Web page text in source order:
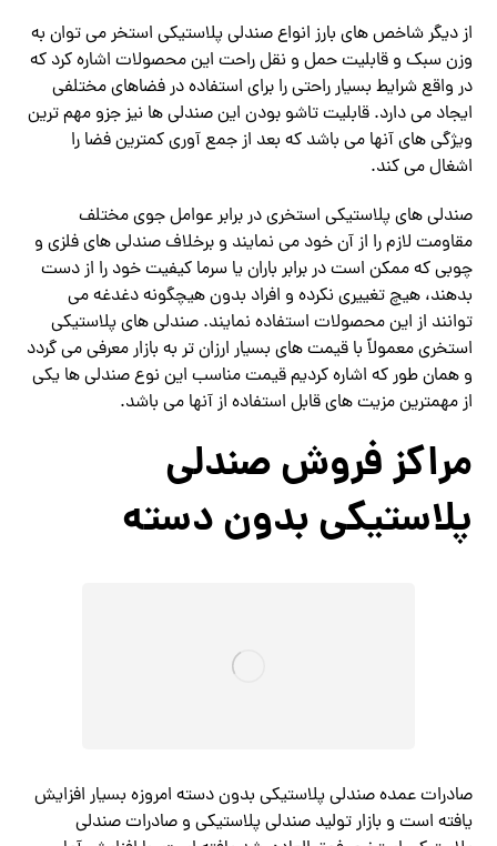
از دیگر شاخص های بارز انواع صندلی پلاستیکی استخر می توان به
وزن سبک و قابلیت حمل و نقل راحت این محصولات اشاره کرد که
در واقع شرایط بسیار راحتی را برای استفاده در فضاهای مختلفی
ایجاد می‌ دارد. قابلیت تاشو بودن این صندلی ها نیز جزو مهم ترین
ویژگی های آنها می باشد که بعد از جمع آوری کمترین فضا را
اشغال می کند.
صندلی های پلاستیکی استخری در برابر عوامل جوی مختلف
مقاومت لازم را از آن خود می نمایند و برخلاف صندلی های فلزی و
چوبی که ممکن است در برابر باران یا سرما کیفیت خود را از دست
بدهند، هیچ تغییری نکرده و افراد بدون هیچگونه دغدغه می‌
توانند از این محصولات استفاده نمایند. صندلی‌ های پلاستیکی
استخری معمولاً با قیمت های بسیار ارزان‌ تر به بازار معرفی می گردد
و همان طور که اشاره کردیم قیمت مناسب این نوع صندلی ها یکی
از مهمترین مزیت های قابل استفاده از آنها می باشد.
مراکز فروش صندلی
پلاستیکی بدون دسته
صادرات عمده صندلی پلاستیکی بدون دسته امروزه بسیار افزایش
یافته است و بازار تولید صندلی پلاستیکی و صادرات صندلی